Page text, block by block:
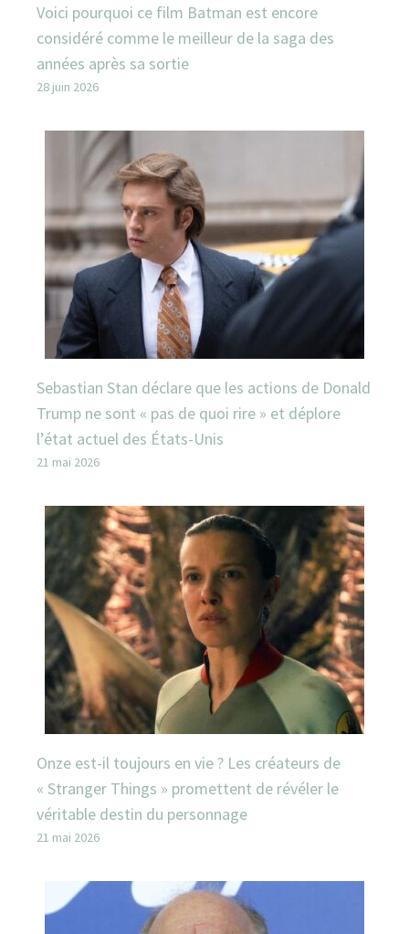
Voici pourquoi ce film Batman est encore
considéré comme le meilleur de la saga des
années après sa sortie
28 juin 2026
Sebastian Stan déclare que les actions de Donald
Trump ne sont « pas de quoi rire » et déplore
l’état actuel des États-Unis
21 mai 2026
Onze est-il toujours en vie ? Les créateurs de
« Stranger Things » promettent de révéler le
véritable destin du personnage
21 mai 2026